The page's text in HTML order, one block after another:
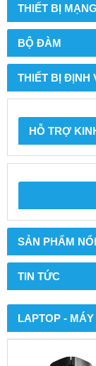
THIẾT BỊ MẠNG
BỘ ĐÀM
THIẾT BỊ ĐỊNH
HỖ TRỢ
SẢN PHẨM
TIN TỨC
LAPTOP - MÁY